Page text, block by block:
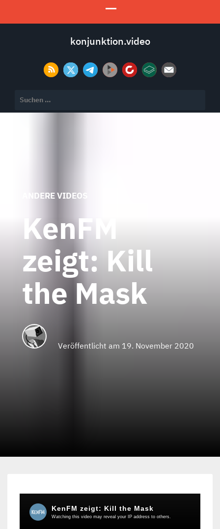
konjunktion.video
nach:
ANDERE VIDEOS
KenFM
zeigt: Kill
the Mask
Veröffentlicht am 19. November 2020